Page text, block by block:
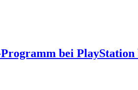
bei PlayStation